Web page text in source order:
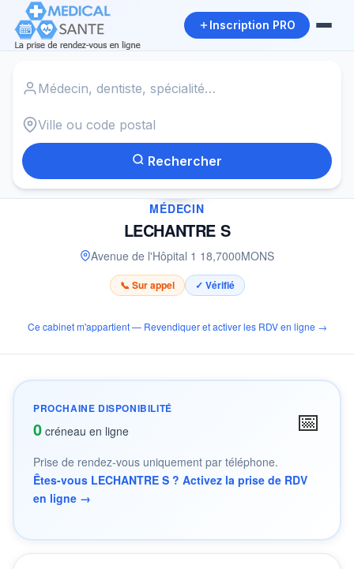
Inscription PRO
Rechercher
✓
MÉDECIN
LECHANTRE S
Avenue de l'Hôpital 1 18,7000MONS
📞 Sur appel ✓ Vérifié
Ce cabinet m'appartient — Revendiquer et activer les RDV en ligne →
PROCHAINE DISPONIBILITÉ
0 créneau en ligne 📅
Prise de rendez-vous uniquement par téléphone.
Êtes-vous LECHANTRE S ? Activez la prise de RDV
en ligne →